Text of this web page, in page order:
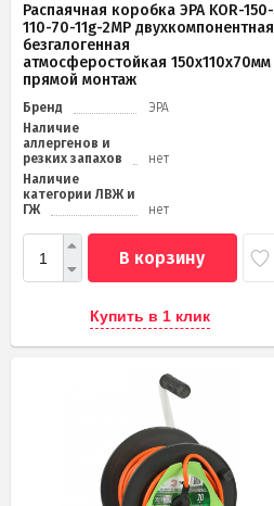
Распаячная коробка ЭРА KOR-150-
110-70-11g-2MP двухкомпонентная
безгалогенная
атмосферостойкая 150х110х70мм
прямой монтаж
Бренд
ЭРА
Наличие
аллергенов и
резких запахов
нет
Наличие
категории ЛВЖ и
ГЖ
нет
В корзину
Купить в 1 клик